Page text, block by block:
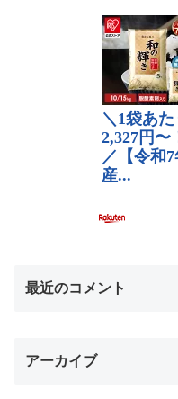
最近のコメント
アーカイブ